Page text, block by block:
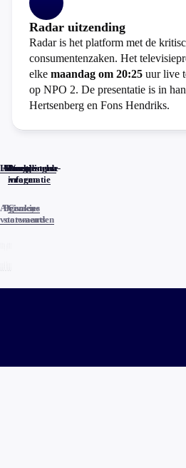
Radar uitzending
Radar is het platform met de
consumentenzaken. Het
elke maandag om 20:25 uur live
op NPO 2. De presentatie is in
Hertsenberg en Fons Hendriks.
Home
Actueel
Uitzendingen
Reacties
Programma-
informatie
Veelgestelde
vragen
Algemene
voorwaarden
Privacy
statements
Cookies